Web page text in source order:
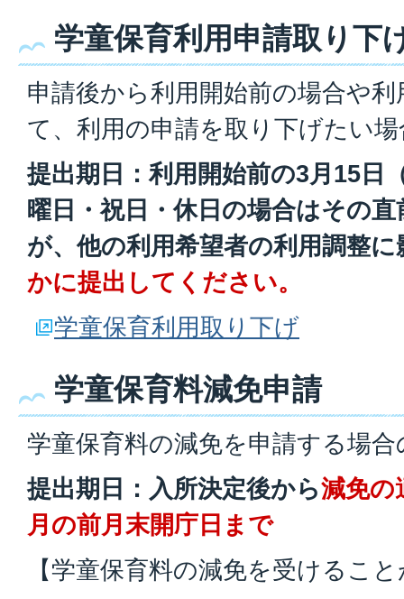
学童保育利用申請取り下
申請後から利用開始前の場合や
て、利用の申請を取り下げたい
提出期日：利用開始前の3月15日
曜日・祝日・休日の場合はその
が、他の利用希望者の利用調整
かに提出してください。
学童保育利用取り下げ
学童保育料減免申請
学童保育料の減免を申請する場
提出期日：入所決定後から減免の
月の前月末開庁日まで
【学童保育料の減免を受けるこ